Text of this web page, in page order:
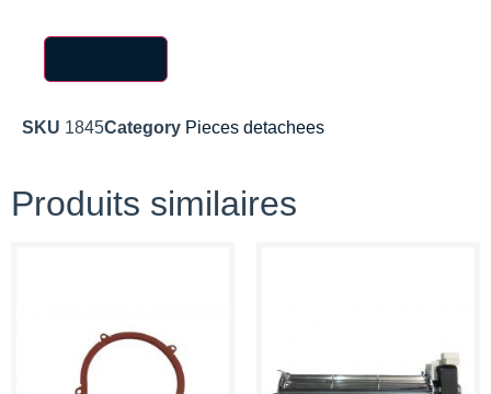
SKU 1845Category Pieces detachees
Produits similaires